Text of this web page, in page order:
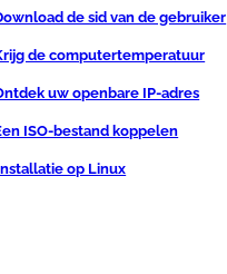
de sid van de gebruiker
de computertemperatuur
uw openbare IP-adres
ISO-bestand koppelen
op Linux